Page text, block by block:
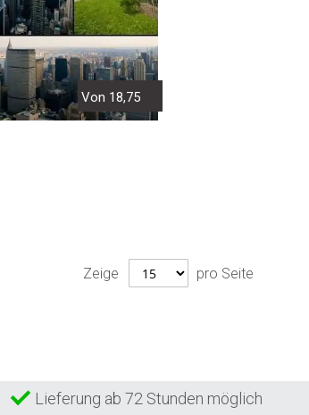
Von 18,75
Zeige pro Seite
Lieferung ab 72 Stunden möglich